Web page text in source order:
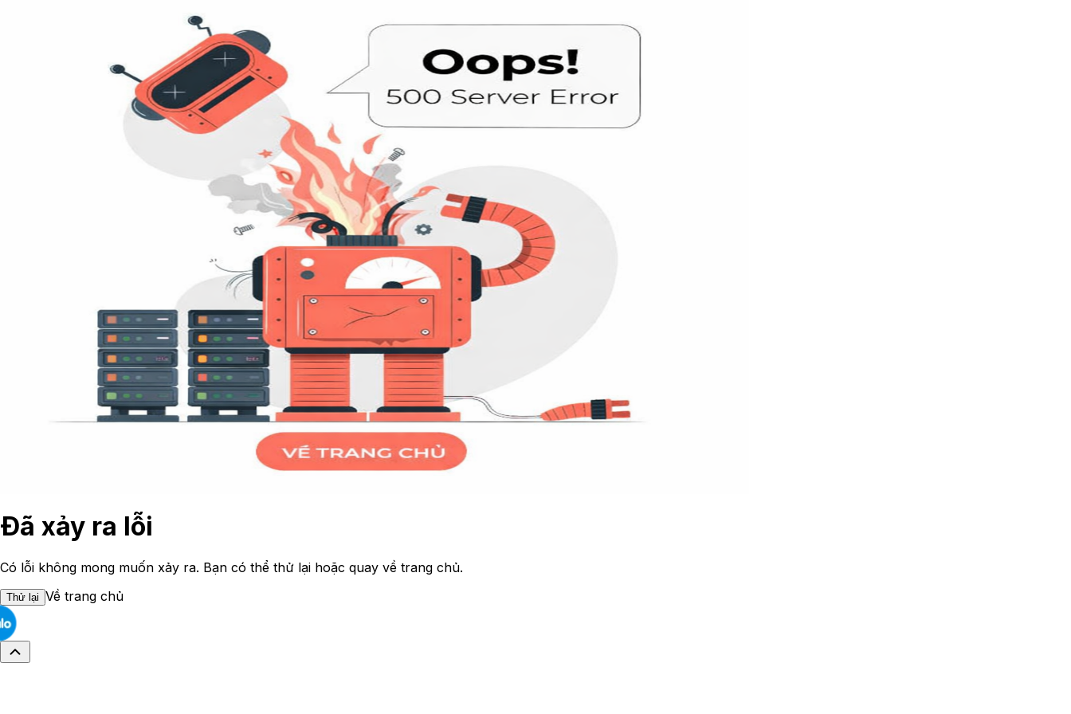
Đã xảy ra lỗi
Có lỗi không mong muốn xảy ra. Bạn có thể thử lại hoặc quay về trang chủ.
Thử lại Về trang chủ